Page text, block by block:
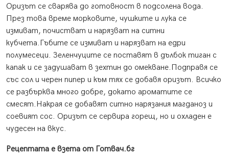
Оризът се сварява до готовност в подсолена вода.
През това време морковите, чушките и лука се
измиват, почистват и нарязват на ситни
кубчета.Гъбите се измиват и нарязват на едри
полумесеци. Зеленчуците се поставят в дълбок тиган с
капак и се задушават в зехтин до омекване.Подправя се
със сол и черен пипер и към тях се добавя оризът. Всичко
се разбърква много добре, докато ароматите се
смесят.Накрая се добавят ситно нарязания магданоз и
соевият сос. Оризът се сервира горещ, но и охладен е
чудесен на вкус.
Рецептата е взета от Готвач.бг